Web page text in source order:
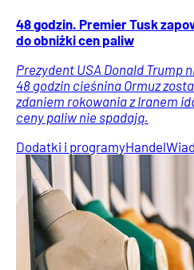
48 godzin. Premier Tusk
do obniżki cen paliw
Prezydent USA Donald Trump
48 godzin cieśnina Ormuz
zdaniem rokowania z Iranem
ceny paliw nie spadają.
Dodatki i programyHandel